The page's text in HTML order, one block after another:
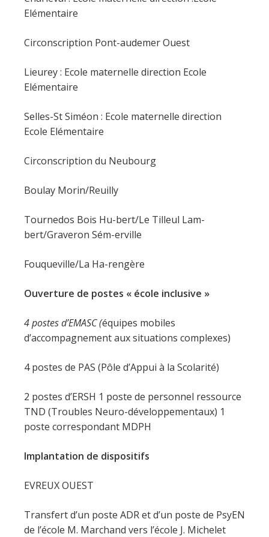
Elémentaire
Circonscription Pont-audemer Ouest
Lieurey : Ecole maternelle direction Ecole
Elémentaire
Selles-St Siméon : Ecole maternelle direction
Ecole Elémentaire
Circonscription du Neubourg
Boulay Morin/Reuilly
Tournedos Bois Hu-bert/Le Tilleul Lam-
bert/Graveron Sém-erville
Fouqueville/La Ha-rengère
Ouverture de postes « école inclusive »
4 postes d’EMASC (équipes mobiles
d’accompagnement aux situations complexes)
4 postes de PAS (Pôle d’Appui à la Scolarité)
2 postes d’ERSH 1 poste de personnel ressource
TND (Troubles Neuro-développementaux) 1
poste correspondant MDPH
Implantation de dispositifs
EVREUX OUEST
Transfert d’un poste ADR et d’un poste de PsyEN
de l’école M. Marchand vers l’école J. Michelet